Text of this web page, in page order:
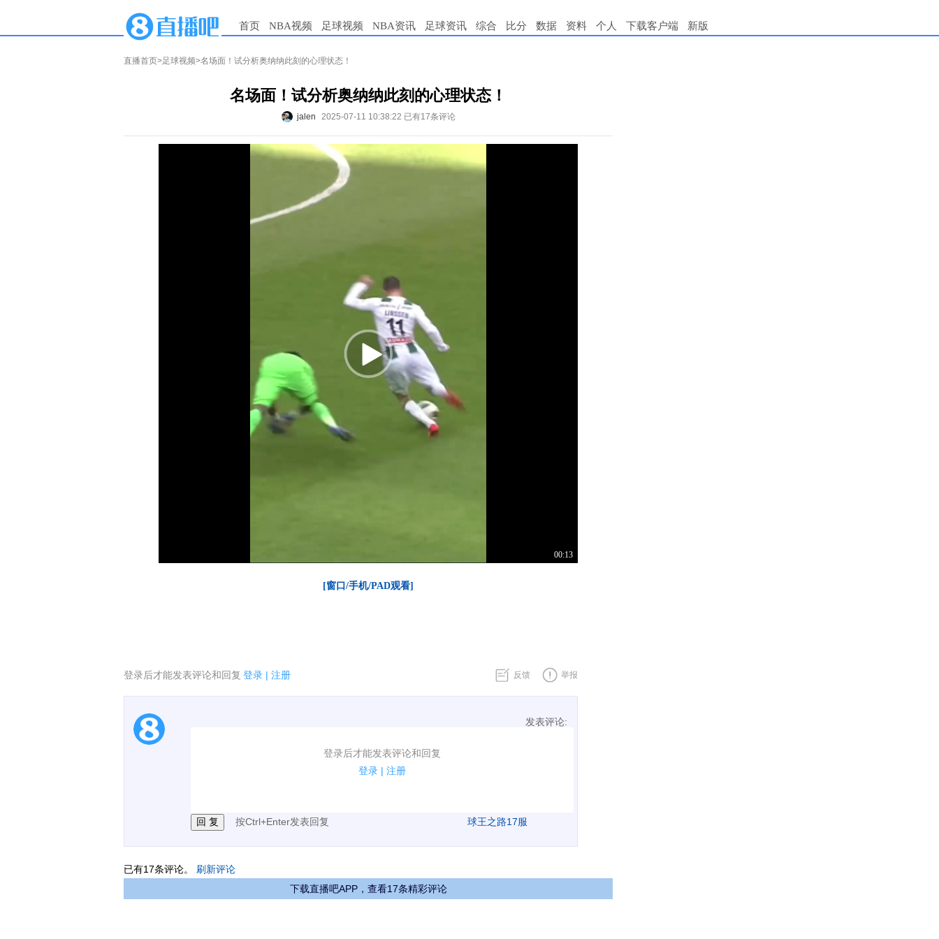
首页 NBA视频 足球视频 NBA资讯 足球资讯 综合 比分 数据 资料 个人 下载客户端 新版
直播首页>足球视频>名场面！试分析奥纳纳此刻的心理状态！
名场面！试分析奥纳纳此刻的心理状态！
jalen 2025-07-11 10:38:22 已有17条评论
00:13
[窗口/手机/PAD观看]
登录后才能发表评论和回复 登录 | 注册 反馈 举报
发表评论:
登录后才能发表评论和回复
登录 | 注册
1.电脑端新用户可以发表评论了！
按Ctrl+Enter发表回复 球王之路17服
已有17条评论。 刷新评论
下载直播吧APP，查看17条精彩评论